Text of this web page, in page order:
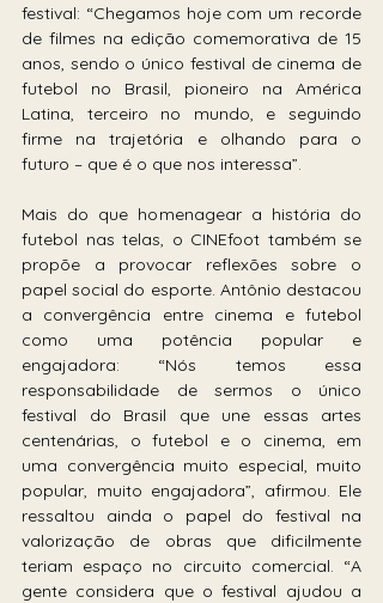
festival: “Chegamos hoje com um recorde
de filmes na edição comemorativa de 15
anos, sendo o único festival de cinema de
futebol no Brasil, pioneiro na América
Latina, terceiro no mundo, e seguindo
firme na trajetória e olhando para o
futuro – que é o que nos interessa”.
Mais do que homenagear a história do
futebol nas telas, o CINEfoot também se
propõe a provocar reflexões sobre o
papel social do esporte. Antônio destacou
a convergência entre cinema e futebol
como uma potência popular e
engajadora: “Nós temos essa
responsabilidade de sermos o único
festival do Brasil que une essas artes
centenárias, o futebol e o cinema, em
uma convergência muito especial, muito
popular, muito engajadora”, afirmou. Ele
ressaltou ainda o papel do festival na
valorização de obras que dificilmente
teriam espaço no circuito comercial. “A
gente considera que o festival ajudou a